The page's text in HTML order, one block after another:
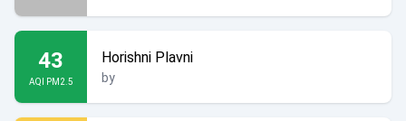
43
AQI PM2.5
Horishni Plavni
by